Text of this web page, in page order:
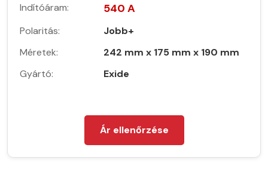
Indítóáram: 540 A
Polaritás:
Jobb+
Méretek:
242 mm x 175 mm x 190 mm
Gyártó:
Exide
Ár ellenőrzése